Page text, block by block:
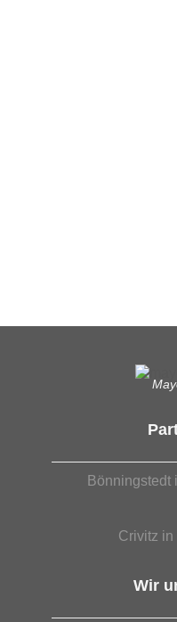
Crivitz
Wir